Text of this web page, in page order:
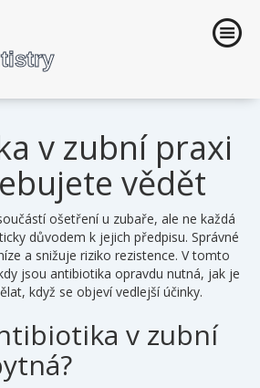
v zubní praxi
vědět
ošetření u zubaře, ale ne každá
důvodem k jejich předpisu. Správné
a snižuje riziko rezistence. V tomto
jsou antibiotika opravdu nutná, jak je
když se objeví vedlejší účinky.
v zubní